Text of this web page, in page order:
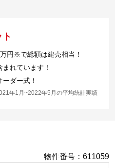
円※で総額は建売相当！
れています！
ダー式！
年1月~2022年5月の平均統計実績
物件番号 ：611059